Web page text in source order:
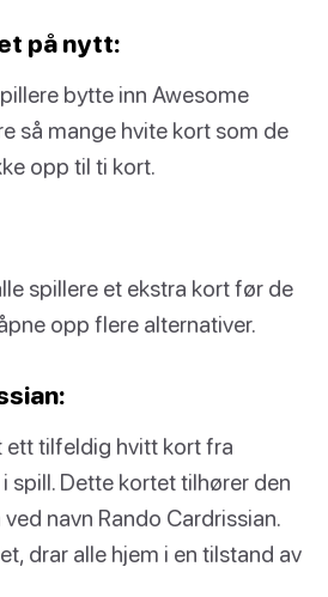
på nytt:
bytte inn Awesome
så mange hvite kort som de
opp til ti kort.
spillere et ekstra kort før de
opp flere alternativer.
ett tilfeldig hvitt kort fra
spill. Dette kortet tilhører den
navn Rando Cardrissian.
drar alle hjem i en tilstand av